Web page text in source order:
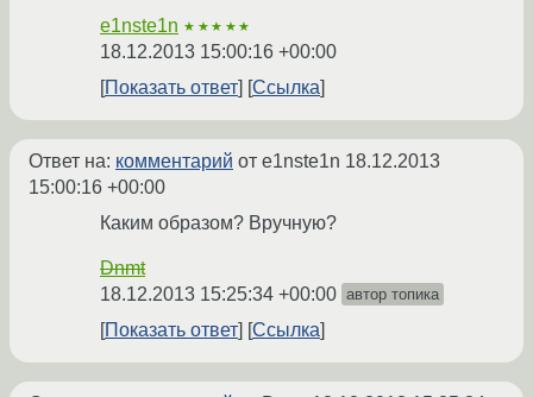
e1nste1n ★★★★★
18.12.2013 15:00:16 +00:00
Показать ответ
Ссылка
Ответ на: комментарий от e1nste1n 18.12.2013
15:00:16 +00:00
Каким образом? Вручную?
Dnmt
18.12.2013 15:25:34 +00:00 автор топика
Показать ответ Ссылка